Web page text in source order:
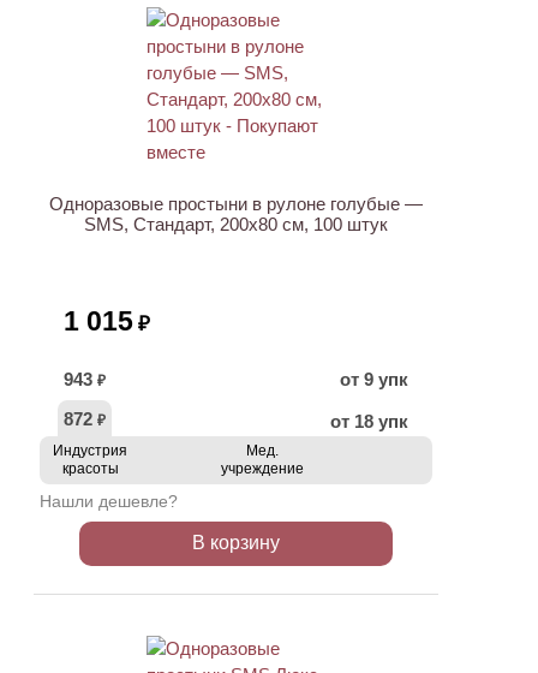
Одноразовые простыни в рулоне голубые —
SMS, Стандарт, 200х80 см, 100 штук
1 015 ₽
943 ₽
от 9 упк
872 ₽ от 18 упк
Индустрия
красоты
Мед.
учреждение
Нашли дешевле?
В корзину